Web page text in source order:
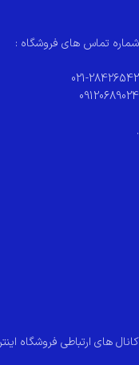
شماره تماس های فروشگاه :
021-28426542
09120689024
.
کانال های ارتباطی فروشگاه